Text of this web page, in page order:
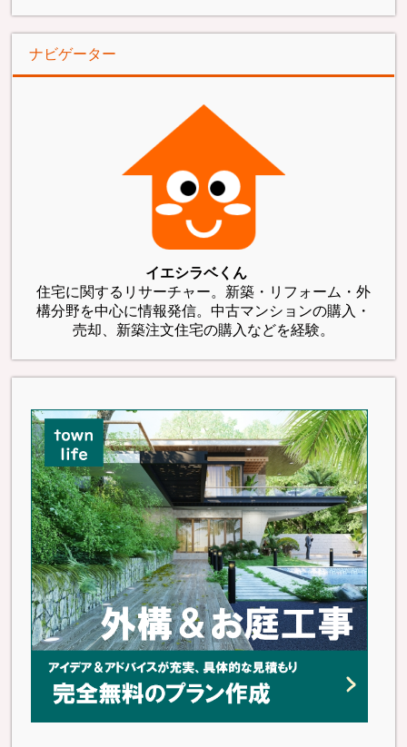
ナビゲーター
イエシラベくん
住宅に関するリサーチャー。新築・リフォーム・外
構分野を中心に情報発信。中古マンションの購入・
売却、新築注文住宅の購入などを経験。